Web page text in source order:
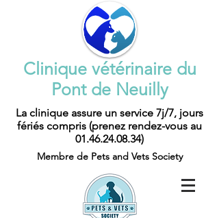
Clinique vétérinaire du
Pont de Neuilly
La clinique assure un service 7j/7, jours
fériés compris (prenez rendez-vous au
01.46.24.08.34)
Membre de Pets and Vets Society